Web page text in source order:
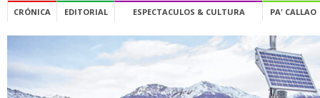
CRÓNICA EDITORIAL ESPECTACULOS & CULTURA PA' CALLAO